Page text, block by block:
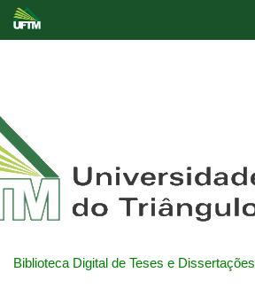
Biblioteca Digital de Teses e Dissertações